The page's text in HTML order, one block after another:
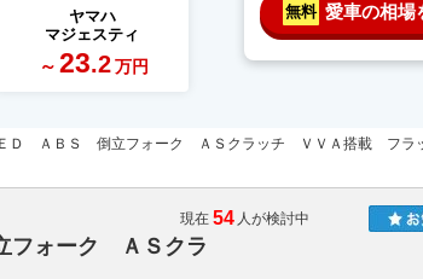
ヤマハ
マジェスティ
～ 23.2 万円
無料 愛車の相場
Ｄ ＡＢＳ 倒立フォーク ＡＳクラッチ ＶＶＡ搭載 フラ
現在 54 人が検討中
ォーク ＡＳクラ